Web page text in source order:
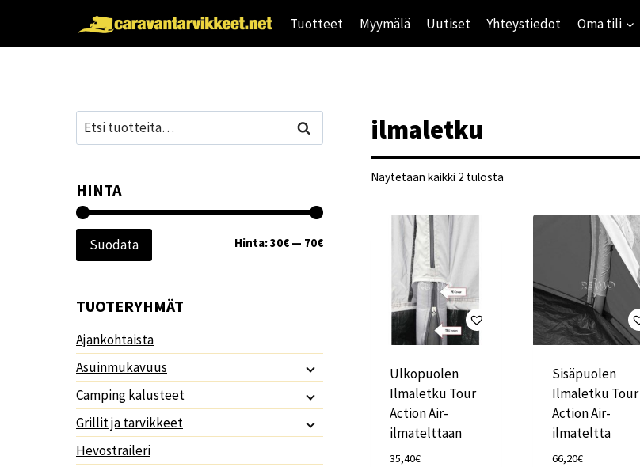
Tuotteet Myymälä Uutiset Yhteystiedot Oma tili
ilmaletku
Näytetään kaikki 2 tulostaSuosituimmat
Ulkopuolen
Ilmaletku Tour
Action Air-
ilmatelttaan
35,40€
Sisäpuolen
Ilmaletku Tour
Action Air-
ilmateltta
66,20€
Etsi: Haku
HINTA
Minimihinta
Maksimihinta
Suodata Hinta:30€ — 70€
TUOTERYHMÄT
Ajankohtaista
Asuinmukavuus
Camping kalusteet
Grillit ja tarvikkeet
Hevostraileri